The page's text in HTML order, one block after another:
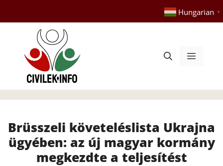
tartalomba
Hungarian ▼
Menü
Brüsszeli követeléslista Ukrajna
ügyében: az új magyar kormány
megkezdte a teljesítést